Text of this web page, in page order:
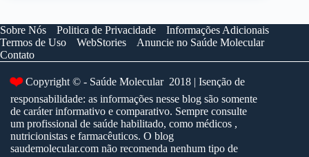
seletividade
e
o
paladar
crianças
Sobre Nós Politica de Privacidade
Informações Adicionais
Termos de Uso
WebStories
Anuncie no Saúde Molecular
Contato
❤️Copyright © - Saúde Molecular 2018 | Isenção de
responsabilidade: as informações nesse blog são somente
de caráter informativo e comparativo. Sempre consulte
um profissional de saúde habilitado, como médicos ,
nutricionistas e farmacêuticos. O blog
saudemolecular.com não recomenda nenhum tipo de